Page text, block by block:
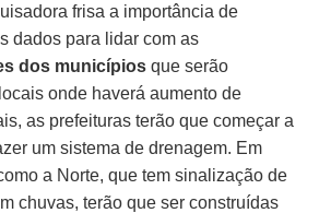
frisa a importância de
dados para lidar com as
dos municípios que serão
onde haverá aumento de
as prefeituras terão que começar a
um sistema de drenagem. Em
a Norte, que tem sinalização de
chuvas, terão que ser construídas